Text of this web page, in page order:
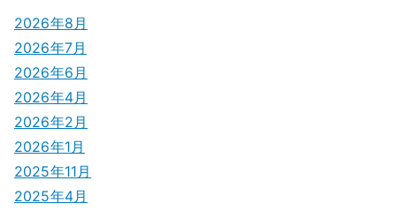
2026年8月
2026年7月
2026年6月
2026年4月
2026年2月
2026年1月
2025年11月
2025年4月